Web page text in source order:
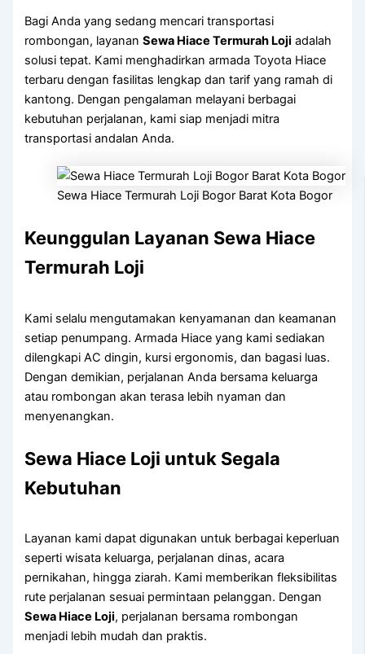
Bagi Anda yang sedang mencari transportasi
rombongan, layananSewa Hiace Termurah Loji adalah
solusi tepat. Kami menghadirkan armada Toyota Hiace
terbaru dengan fasilitas lengkap dan tarif yang ramah di
kantong. Dengan pengalaman melayani berbagai
kebutuhan perjalanan, kami siap menjadi mitra
transportasi andalan Anda.
Sewa Hiace Termurah Loji Bogor Barat Kota Bogor
Keunggulan Layanan Sewa Hiace
Termurah Loji
Kami selalu mengutamakan kenyamanan dan keamanan
setiap penumpang. Armada Hiace yang kami sediakan
dilengkapi AC dingin, kursi ergonomis, dan bagasi luas.
Dengan demikian, perjalanan Anda bersama keluarga
atau rombongan akan terasa lebih nyaman dan
menyenangkan.
Sewa Hiace Loji untuk Segala
Kebutuhan
Layanan kami dapat digunakan untuk berbagai keperluan
seperti wisata keluarga, perjalanan dinas, acara
pernikahan, hingga ziarah. Kami memberikan fleksibilitas
rute perjalanan sesuai permintaan pelanggan. Dengan
Sewa Hiace Loji, perjalanan bersama rombongan
menjadi lebih mudah dan praktis.